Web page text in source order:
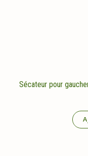
Sécateur pour